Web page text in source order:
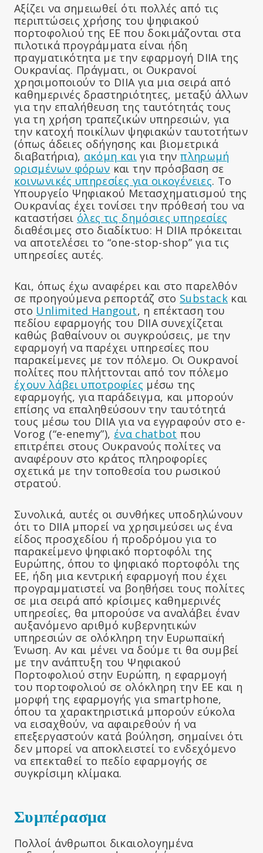
Αξίζει να σημειωθεί ότι πολλές από τις
περιπτώσεις χρήσης του ψηφιακού
πορτοφολιού της ΕΕ που δοκιμάζονται στα
πιλοτικά προγράμματα είναι ήδη
πραγματικότητα με την εφαρμογή DIIA της
Ουκρανίας. Πράγματι, οι Ουκρανοί
χρησιμοποιούν το DIIA για μια σειρά από
καθημερινές δραστηριότητες, μεταξύ άλλων
για την επαλήθευση της ταυτότητάς τους
για τη χρήση τραπεζικών υπηρεσιών, για
την κατοχή ποικίλων ψηφιακών ταυτοτήτων
(όπως άδειες οδήγησης και βιομετρικά
διαβατήρια), ακόμη καιγια τηνπληρωμή
ορισμένων φόρων και την πρόσβαση σε
κοινωνικές υπηρεσίες για οικογένειες. Το
Υπουργείο Ψηφιακού Μετασχηματισμού της
Ουκρανίας έχει τονίσει την πρόθεσή του να
καταστήσει όλες τις δημόσιες υπηρεσίες
διαθέσιμες στο διαδίκτυο: Η DIIA πρόκειται
να αποτελέσει το “one-stop-shop” για τις
υπηρεσίες αυτές.
Και, όπως έχω αναφέρει και στο παρελθόν
σε προηγούμενα ρεπορτάζ στο Substackκαι
στο Unlimited Hangout, η επέκταση του
πεδίου εφαρμογής του DIIA συνεχίζεται
καθώς βαθαίνουν οι συγκρούσεις, με την
εφαρμογή να παρέχει υπηρεσίες που
παρακείμενες με τον πόλεμο. Οι Ουκρανοί
πολίτες που πλήττονται από τον πόλεμο
έχουν λάβει υποτροφίες μέσω της
εφαρμογής, για παράδειγμα, και μπορούν
επίσης να επαληθεύσουν την ταυτότητά
τους μέσω του DIIA για να εγγραφούν στο e-
Vorog (“e-enemy”), ένα chatbot που
επιτρέπει στους Ουκρανούς πολίτες να
αναφέρουν στο κράτος πληροφορίες
σχετικά με την τοποθεσία του ρωσικού
στρατού.
Συνολικά, αυτές οι συνθήκες υποδηλώνουν
ότι το DIIA μπορεί να χρησιμεύσει ως ένα
είδος προσχεδίου ή προδρόμου για το
παρακείμενο ψηφιακό πορτοφόλι της
Ευρώπης, όπου το ψηφιακό πορτοφόλι της
ΕΕ, ήδη μια κεντρική εφαρμογή που έχει
προγραμματιστεί να βοηθήσει τους πολίτες
σε μια σειρά από κρίσιμες καθημερινές
υπηρεσίες, θα μπορούσε να αναλάβει έναν
αυξανόμενο αριθμό κυβερνητικών
υπηρεσιών σε ολόκληρη την Ευρωπαϊκή
Ένωση. Αν και μένει να δούμε τι θα συμβεί
με την ανάπτυξη του Ψηφιακού
Πορτοφολιού στην Ευρώπη, η εφαρμογή
του πορτοφολιού σε ολόκληρη την ΕΕ και η
μορφή της εφαρμογής για smartphone,
όπου τα χαρακτηριστικά μπορούν εύκολα
να εισαχθούν, να αφαιρεθούν ή να
επεξεργαστούν κατά βούληση, σημαίνει ότι
δεν μπορεί να αποκλειστεί το ενδεχόμενο
να επεκταθεί το πεδίο εφαρμογής σε
συγκρίσιμη κλίμακα.
Συμπέρασμα
Πολλοί άνθρωποι δικαιολογημένα